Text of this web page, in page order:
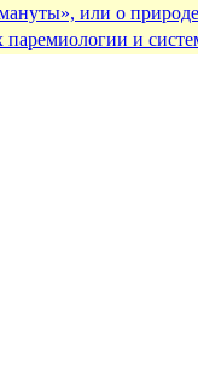
или о
и